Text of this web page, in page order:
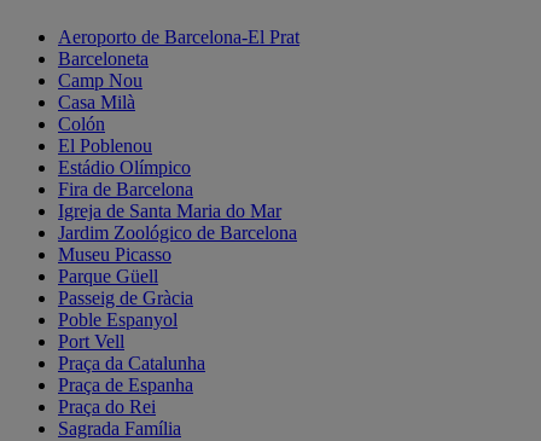
Aeroporto de Barcelona-El Prat
Barceloneta
Camp Nou
Casa Milà
Colón
El Poblenou
Estádio Olímpico
Fira de Barcelona
Igreja de Santa Maria do Mar
Jardim Zoológico de Barcelona
Museu Picasso
Parque Güell
Passeig de Gràcia
Poble Espanyol
Port Vell
Praça da Catalunha
Praça de Espanha
Praça do Rei
Sagrada Família